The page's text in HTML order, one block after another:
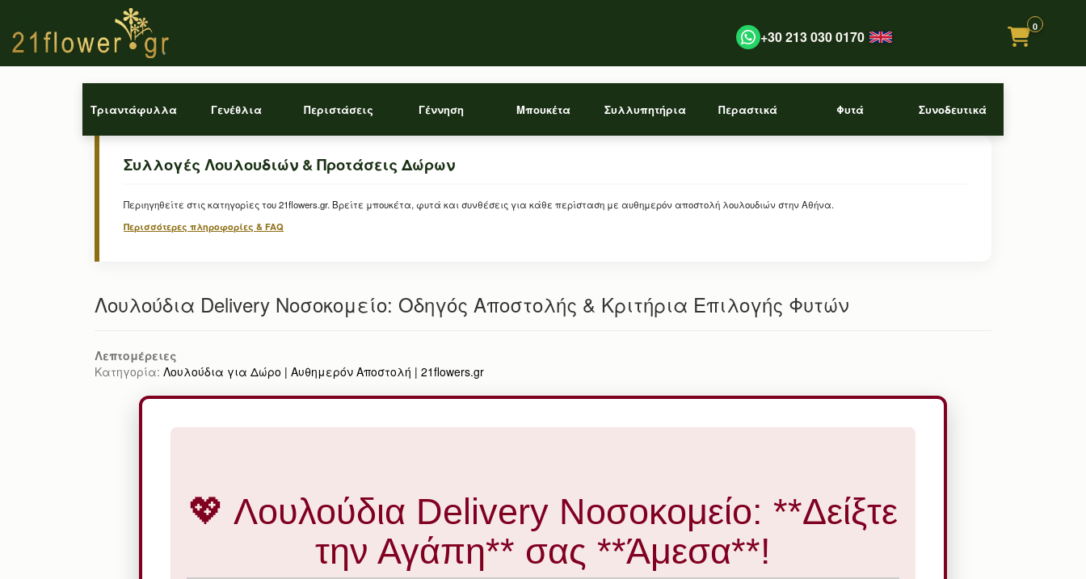
+30 213 030 0170
0
Τριαντάφυλλα Γενέθλια Περιστάσεις Γέννηση Μπουκέτα Συλλυπητήρια Περαστικά Φυτά Συνοδευτικά
Συλλογές Λουλουδιών & Προτάσεις Δώρων
Περιηγηθείτε στις κατηγορίες του 21flowers.gr. Βρείτε μπουκέτα, φυτά και συνθέσεις για κάθε περίσταση με αυθημερόν αποστολή λουλουδιών στην Αθήνα.
Περισσότερες πληροφορίες & FAQ
Λουλούδια Delivery Νοσοκομείο: Οδηγός Αποστολής & Κριτήρια Επιλογής Φυτών
Λεπτομέρειες
Κατηγορία: Λουλούδια για Δώρο | Αυθημερόν Αποστολή | 21flowers.gr
💖 Λουλούδια Delivery Νοσοκομείο: **Δείξτε
την Αγάπη** σας **Άμεσα**!